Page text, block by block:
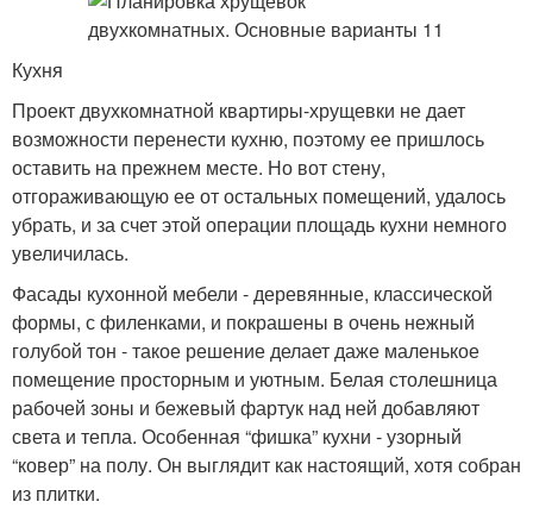
Кухня
Проект двухкомнатной квартиры-хрущевки не дает
возможности перенести кухню, поэтому ее пришлось
оставить на прежнем месте. Но вот стену,
отгораживающую ее от остальных помещений, удалось
убрать, и за счет этой операции площадь кухни немного
увеличилась.
Фасады кухонной мебели - деревянные, классической
формы, с филенками, и покрашены в очень нежный
голубой тон - такое решение делает даже маленькое
помещение просторным и уютным. Белая столешница
рабочей зоны и бежевый фартук над ней добавляют
света и тепла. Особенная “фишка” кухни - узорный
“ковер” на полу. Он выглядит как настоящий, хотя собран
из плитки.